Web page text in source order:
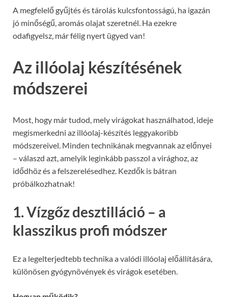
A megfelelő gyűjtés és tárolás kulcsfontosságú, ha igazán
jó minőségű, aromás olajat szeretnél. Ha ezekre
odafigyelsz, már félig nyert ügyed van!
Az illóolaj készítésének
módszerei
Most, hogy már tudod, mely virágokat használhatod, ideje
megismerkedni az illóolaj-készítés leggyakoribb
módszereivel. Minden technikának megvannak az előnyei
– válaszd azt, amelyik leginkább passzol a virághoz, az
idődhöz és a felszerelésedhez. Kezdők is bátran
próbálkozhatnak!
1. Vízgőz desztilláció – a
klasszikus profi módszer
Ez a legelterjedtebb technika a valódi illóolaj előállítására,
különösen gyógynövények és virágok esetében.